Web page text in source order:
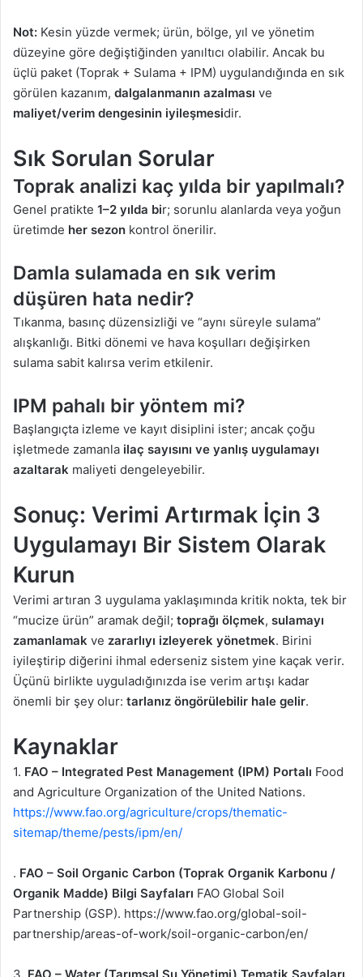
Not: Kesin yüzde vermek; ürün, bölge, yıl ve yönetim
düzeyine göre değiştiğinden yanıltıcı olabilir. Ancak bu
üçlü paket (Toprak + Sulama + IPM) uygulandığında en sık
görülen kazanım, dalgalanmanın azalması ve
maliyet/verim dengesinin iyileşmesidir.
Sık Sorulan Sorular
Toprak analizi kaç yılda bir yapılmalı?
Genel pratikte 1–2 yılda bir; sorunlu alanlarda veya yoğun
üretimde her sezon kontrol önerilir.
Damla sulamada en sık verim
düşüren hata nedir?
Tıkanma, basınç düzensizliği ve “aynı süreyle sulama”
alışkanlığı. Bitki dönemi ve hava koşulları değişirken
sulama sabit kalırsa verim etkilenir.
IPM pahalı bir yöntem mi?
Başlangıçta izleme ve kayıt disiplini ister; ancak çoğu
işletmede zamanla ilaç sayısını ve yanlış uygulamayı
azaltarak maliyeti dengeleyebilir.
Sonuç: Verimi Artırmak İçin 3
Uygulamayı Bir Sistem Olarak
Kurun
Verimi artıran 3 uygulama yaklaşımında kritik nokta, tek bir
“mucize ürün” aramak değil; toprağı ölçmek, sulamayı
zamanlamak ve zararlıyı izleyerek yönetmek. Birini
iyileştirip diğerini ihmal ederseniz sistem yine kaçak verir.
Üçünü birlikte uyguladığınızda ise verim artışı kadar
önemli bir şey olur: tarlanız öngörülebilir hale gelir.
Kaynaklar
1. FAO – Integrated Pest Management (IPM) Portalı Food
and Agriculture Organization of the United Nations.
https://www.fao.org/agriculture/crops/thematic-
sitemap/theme/pests/ipm/en/
. FAO – Soil Organic Carbon (Toprak Organik Karbonu /
Organik Madde) Bilgi Sayfaları FAO Global Soil
Partnership (GSP). https://www.fao.org/global-soil-
partnership/areas-of-work/soil-organic-carbon/en/